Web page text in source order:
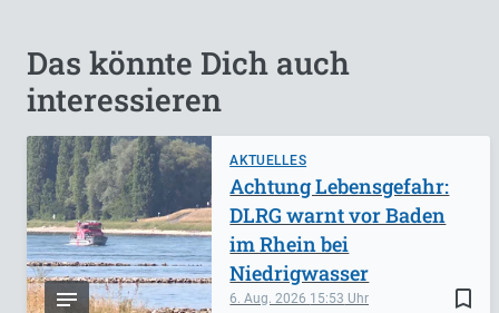
Das könnte Dich auch
interessieren
AKTUELLES
bookmark_border
6. Aug. 2026 15:53
Achtung Lebensgefahr:
DLRG warnt vor Baden
im Rhein bei
Niedrigwasser